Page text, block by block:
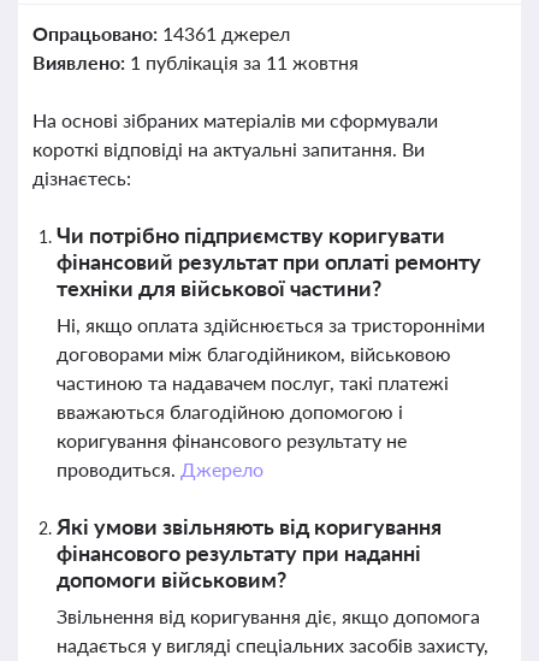
Опрацьовано: 14361 джерел
Виявлено: 1 публікація за 11 жовтня
На основі зібраних матеріалів ми сформували
короткі відповіді на актуальні запитання. Ви
дізнаєтесь:
Чи потрібно підприємству коригувати
фінансовий результат при оплаті ремонту
техніки для військової частини?
Ні, якщо оплата здійснюється за тристоронніми
договорами між благодійником, військовою
частиною та надавачем послуг, такі платежі
вважаються благодійною допомогою і
коригування фінансового результату не
проводиться. Джерело
Які умови звільняють від коригування
фінансового результату при наданні
допомоги військовим?
Звільнення від коригування діє, якщо допомога
надається у вигляді спеціальних засобів захисту,